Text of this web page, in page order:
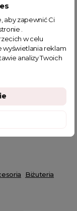
pewnym
i Skorpionom. To
sprawia, że
i eleganckich
zapinania. Masz
Biżuteria
aby zapewnić Ci
.
w celu
wyświetlania reklam
analizy Twoich